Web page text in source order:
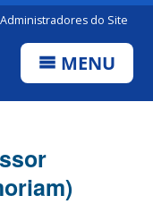
Administradores do Site
MENU